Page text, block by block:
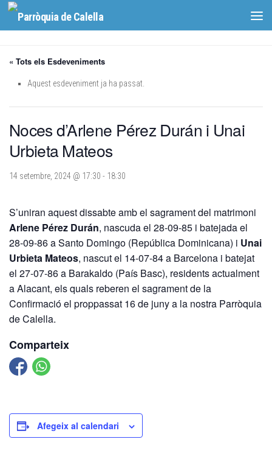
Skip to content
« Tots els Esdeveniments
Aquest esdeveniment ja ha passat.
Noces d’Arlene Pérez Durán i Unai
Urbieta Mateos
14 setembre, 2024 @ 17:30 - 18:30
S’uniran aquest dissabte amb el sagrament del matrimoni
Arlene Pérez Durán, nascuda el 28-09-85 i batejada el
28-09-86 a Santo Domingo (República Dominicana) i Unai
Urbieta Mateos, nascut el 14-07-84 a Barcelona i batejat
el 27-07-86 a Barakaldo (País Basc), residents actualment
a Alacant, els quals reberen el sagrament de la
Confirmació el proppassat 16 de juny a la nostra Parròquia
de Calella.
Comparteix
Afegeix al calendari